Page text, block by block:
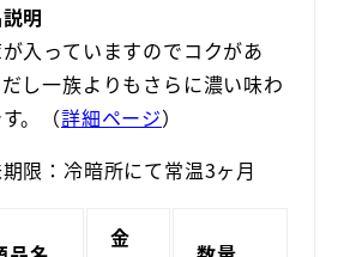
明
入っていますのでコクがあ
だし一族よりもさらに濃い味わ
。（詳細ページ）
限：冷暗所にて常温3ヶ月
金